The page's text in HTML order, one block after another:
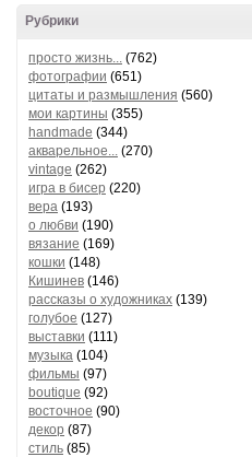
Рубрики
просто жизнь... (762)
фотографии (651)
цитаты и размышления (560)
мои картины (355)
handmade (344)
акварельное... (270)
vintage (262)
игра в бисер (220)
вера (193)
о любви (190)
вязание (169)
кошки (148)
Кишинев (146)
рассказы о художниках (139)
голубое (127)
выставки (111)
музыка (104)
фильмы (97)
boutique (92)
восточное (90)
декор (87)
стиль (85)